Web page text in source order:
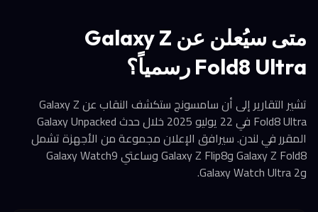
متى سيُعلن عن Galaxy Z
Fold8 Ultra رسمياً؟
تشير التقارير إلى أن سامسونج ستكشف النقاب عن Galaxy Z
Fold8 Ultra في 22 يوليو 2025 خلال حدث Galaxy Unpacked
المقرر في لندن. سيرافق الإعلان مجموعة من الأجهزة تشمل
Galaxy Z Fold8 وGalaxy Z Flip8 وساعتي Galaxy Watch9
وGalaxy Watch Ultra 2.